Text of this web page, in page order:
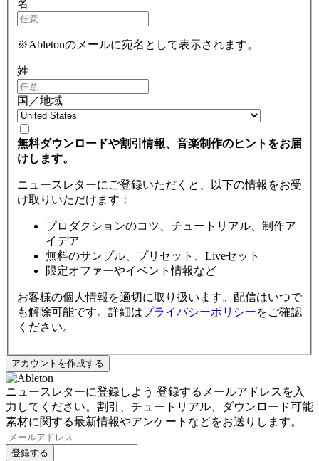
名
※Abletonのメールに宛名として表示されます。
姓
国／地域
無料ダウンロードや割引情報、音楽制作のヒントをお届
けします。
ニュースレターにご登録いただくと、以下の情報をお受
け取りいただけます：
プロダクションのコツ、チュートリアル、制作ア
イデア
無料のサンプル、プリセット、Liveセット
限定オファーやイベント情報など
お客様の個人情報を適切に取り扱います。配信はいつで
も解除可能です。詳細はプライバシーポリシーをご確認
ください。
ニュースレターに登録しよう 登録するメールアドレスを入
力してください。割引、チュートリアル、ダウンロード可能
素材に関する最新情報やアンケートなどをお送りします。